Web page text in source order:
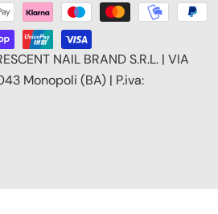
NAIL BRAND S.R.L. | VIA
Monopoli (BA) | P.iva: